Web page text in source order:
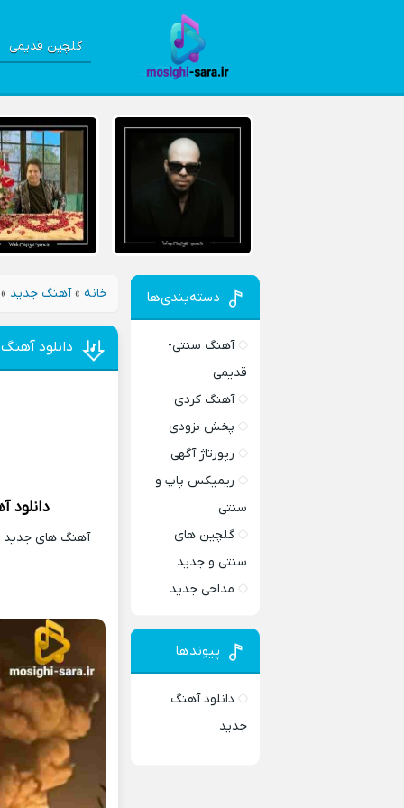
گلچین قدیمی
خانه »آهنگ جدید
دانلود
دانلود
آهنگ های جدید
دسته‌بندی‌ها
آهنگ سنتی-
قدیمی
آهنگ کردی
پخش بزودی
رپورتاژ آگهی
ریمیکس پاپ و
سنتی
گلچین های
سنتی و جدید
مداحی جدید
پیوندها
دانلود آهنگ
جدید